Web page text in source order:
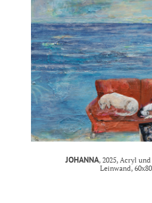
JOHANNA, 2025, Acryl
Leinwand,